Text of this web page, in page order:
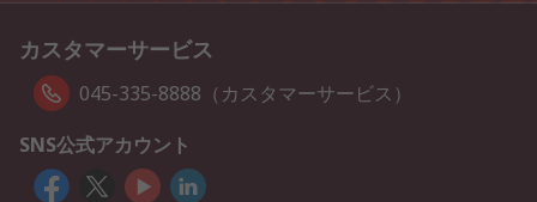
カスタマーサービス
045-335-8888（カスタマーサービス）
SNS公式アカウント